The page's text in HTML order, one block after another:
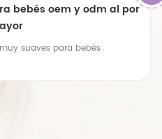
de gran tamaño
de gran tamaño premium